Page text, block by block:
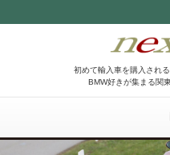
初めて輸入車を購入され
BMW好きが集まる関